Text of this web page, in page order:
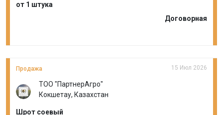
от 1 штука
Договорная
Продажа 15 Июл 2026
ТОО "ПартнерАгро"
Кокшетау, Казахстан
Шрот соевый